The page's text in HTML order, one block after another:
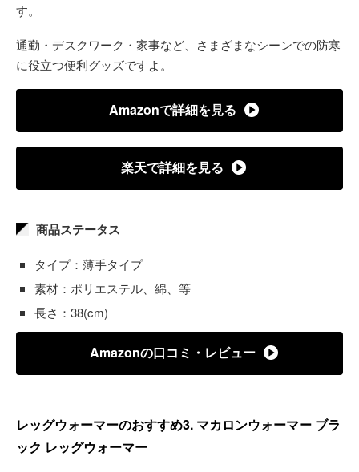
す。
通勤・デスクワーク・家事など、さまざまなシーンでの防寒
に役立つ便利グッズですよ。
Amazonで詳細を見る
楽天で詳細を見る
商品ステータス
タイプ：薄手タイプ
素材：ポリエステル、綿、等
長さ：38(cm)
Amazonの口コミ・レビュー
レッグウォーマーのおすすめ3. マカロンウォーマー ブラ
ック レッグウォーマー